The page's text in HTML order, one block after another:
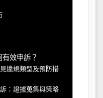
效申訴？
違規類型及預防措
：證據蒐集與策略